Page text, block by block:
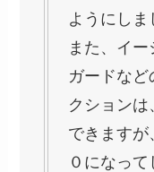
ようにしま
また、イ
ガードな
クション
できますが
０になっ